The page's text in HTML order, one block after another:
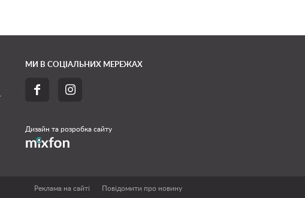
МИ В СОЦІАЛЬНИХ МЕРЕЖАХ
 
Дизайн та розробка сайту
Реклама на сайті Повідомити про новину